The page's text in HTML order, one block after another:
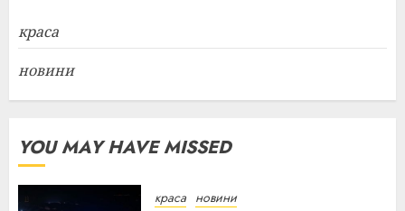
краса
новини
YOU MAY HAVE MISSED
краса новини